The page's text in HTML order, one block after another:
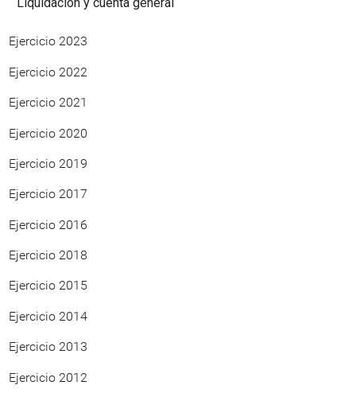
Ejercicio 2023
Ejercicio 2022
Ejercicio 2021
Ejercicio 2020
Ejercicio 2019
Ejercicio 2017
Ejercicio 2016
Ejercicio 2018
Ejercicio 2015
Ejercicio 2014
Ejercicio 2013
Ejercicio 2012